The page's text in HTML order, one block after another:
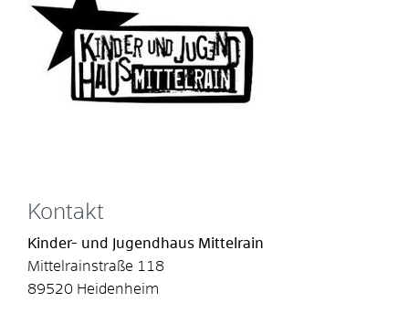
Kontakt
Kinder- und Jugendhaus Mittelrain
Mittelrainstraße 118
89520 Heidenheim